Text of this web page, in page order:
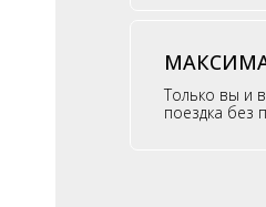
Только вы и
поездка без